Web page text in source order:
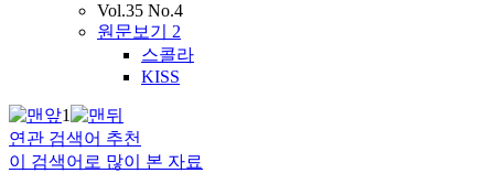
Vol.35 No.4
원문보기 2
스콜라
KISS
1
연관 검색어 추천
이 검색어로 많이 본 자료